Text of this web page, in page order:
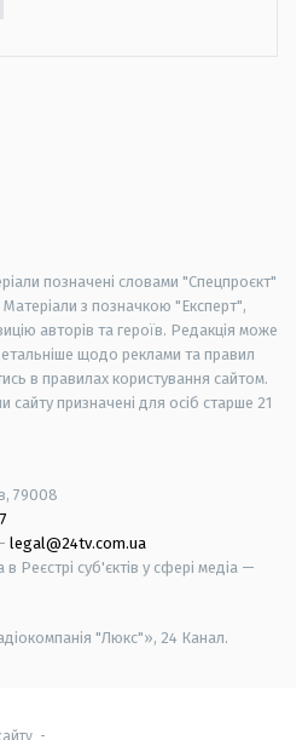
позначені словами "Спецпроєкт"
з позначкою "Експерт",
авторів та героїв. Редакція може
щодо реклами та правил
в правилах користування сайтом.
сайту призначені для осіб старше 21
79008
legal@24tv.com.ua
Реєстрі суб'єктів у сфері медіа —
"Люкс"», 24 Канал.
-